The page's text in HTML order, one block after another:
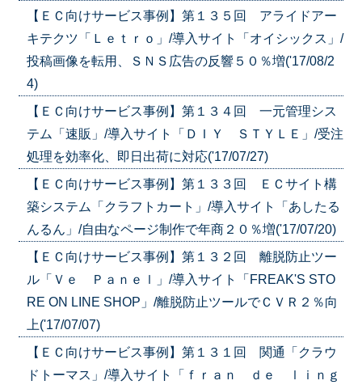
【ＥＣ向けサービス事例】第１３５回 アライドアー
キテクツ「Ｌｅｔｒｏ」/導入サイト「オイシックス」/
投稿画像を転用、ＳＮＳ広告の反響５０％増('17/08/2
4)
【ＥＣ向けサービス事例】第１３４回 一元管理シス
テム「速販」/導入サイト「ＤＩＹ ＳＴＹＬＥ」/受注
処理を効率化、即日出荷に対応('17/07/27)
【ＥＣ向けサービス事例】第１３３回 ＥＣサイト構
築システム「クラフトカート」/導入サイト「あしたる
んるん」/自由なページ制作で年商２０％増('17/07/20)
【ＥＣ向けサービス事例】第１３２回 離脱防止ツー
ル「Ｖｅ Ｐａｎｅｌ」/導入サイト「FREAK'S STO
RE ON LINE SHOP」/離脱防止ツールでＣＶＲ２％向
上('17/07/07)
【ＥＣ向けサービス事例】第１３１回 関通「クラウ
ドトーマス」/導入サイト「ｆｒａｎ ｄｅ ｌｉｎｇ